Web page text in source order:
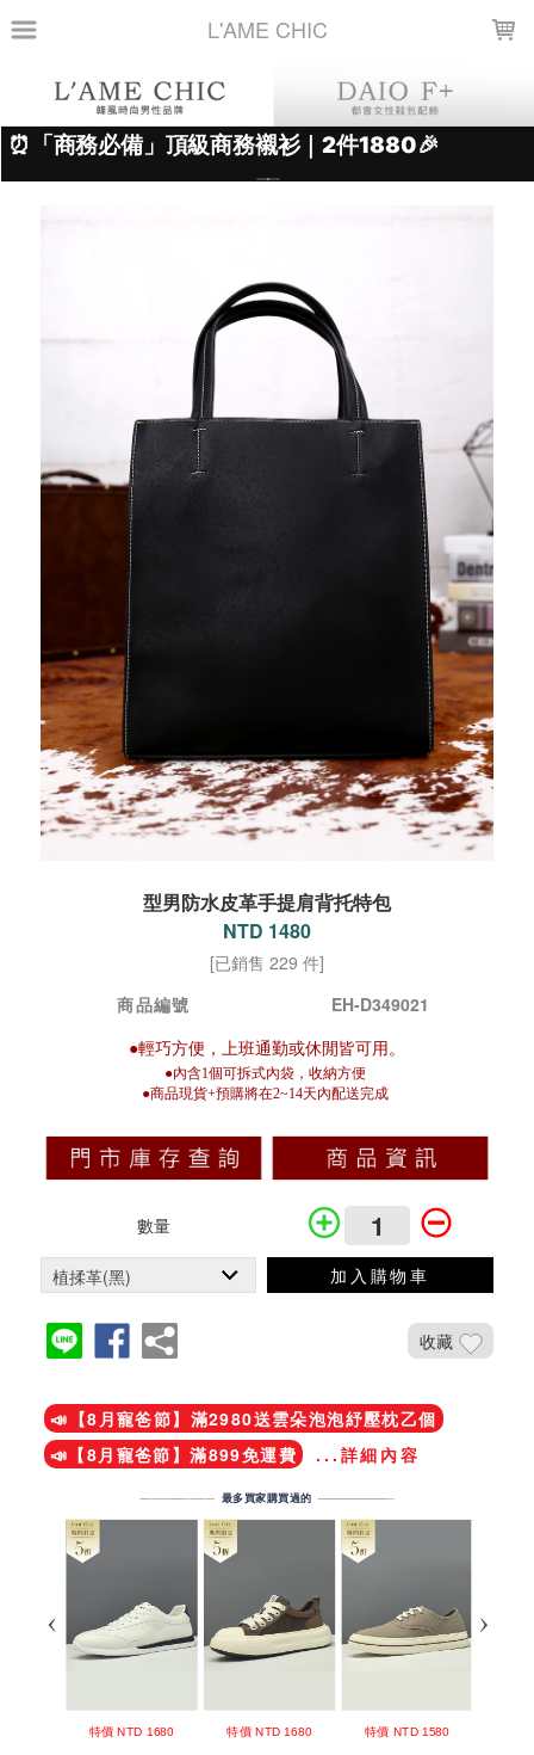
L'AME CHIC
型男防水皮革手提肩背托特包
NTD 1480
[已銷售 229 件]
商品編號
EH-D349021
●輕巧方便，上班通勤或休閒皆可用。
●內含1個可拆式內袋，收納方便
●商品現貨+預購將在2~14天內配送完成
數量
加入購物車
收藏
📣【8月寵爸節】滿2980送雲朵泡泡紓壓枕乙個
📣【8月寵爸節】滿899免運費
...詳細內容